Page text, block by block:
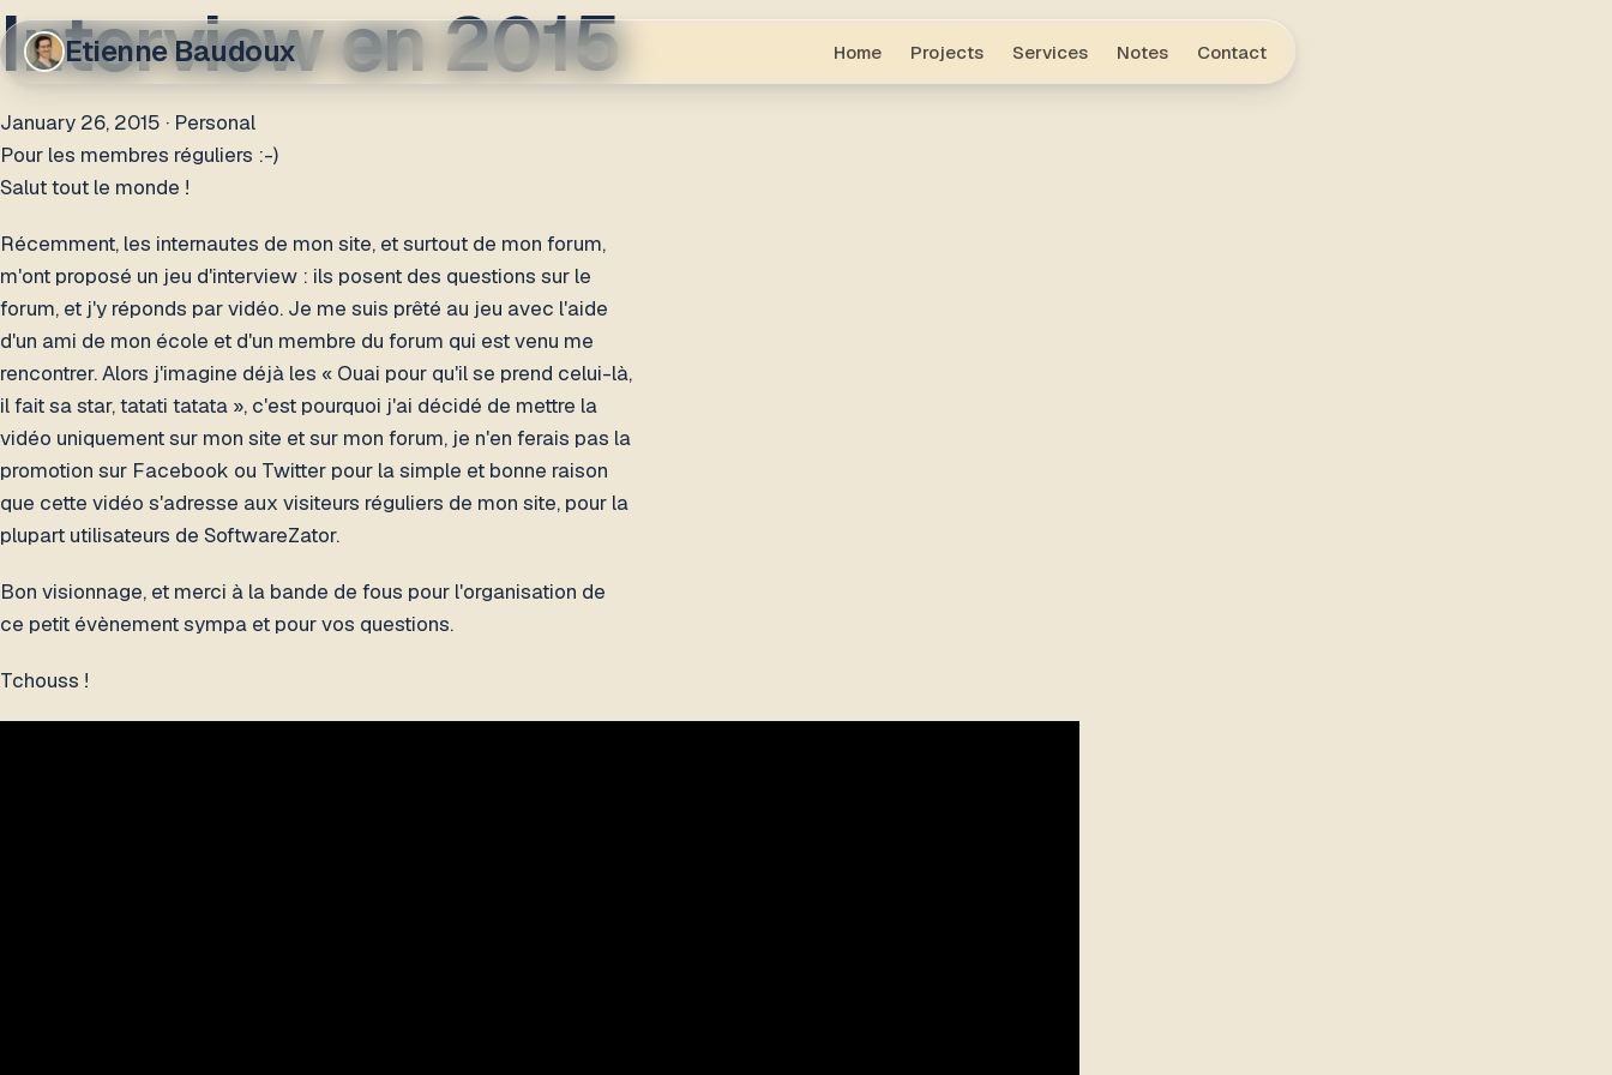
Etienne Baudoux Home Projects Services Notes Contact
Interview en 2015
January 26, 2015 · Personal
Pour les membres réguliers :-)
Salut tout le monde !
Récemment, les internautes de mon site, et surtout de mon forum,
m'ont proposé un jeu d'interview : ils posent des questions sur le
forum, et j'y réponds par vidéo. Je me suis prêté au jeu avec l'aide
d'un ami de mon école et d'un membre du forum qui est venu me
rencontrer. Alors j'imagine déjà les « Ouai pour qu'il se prend celui-là,
il fait sa star, tatati tatata », c'est pourquoi j'ai décidé de mettre la
vidéo uniquement sur mon site et sur mon forum, je n'en ferais pas la
promotion sur Facebook ou Twitter pour la simple et bonne raison
que cette vidéo s'adresse aux visiteurs réguliers de mon site, pour la
plupart utilisateurs de SoftwareZator.
Bon visionnage, et merci à la bande de fous pour l'organisation de
ce petit évènement sympa et pour vos questions.
Tchouss !